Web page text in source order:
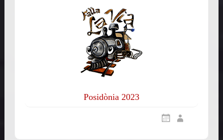
Posidònia 2023